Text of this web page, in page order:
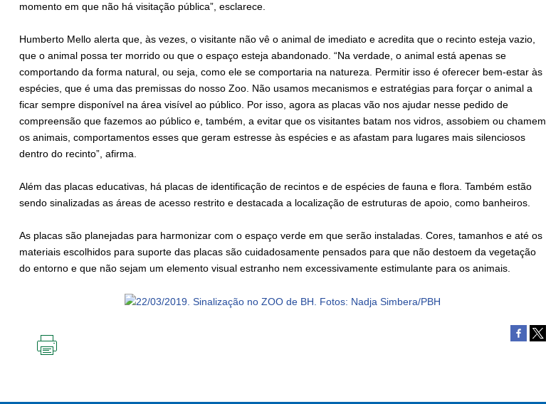
momento em que não há visitação pública”, esclarece.
Humberto Mello alerta que, às vezes, o visitante não vê o animal de imediato e acredita que o recinto esteja vazio,
que o animal possa ter morrido ou que o espaço esteja abandonado. “Na verdade, o animal está apenas se
comportando da forma natural, ou seja, como ele se comportaria na natureza. Permitir isso é oferecer bem-estar às
espécies, que é uma das premissas do nosso Zoo. Não usamos mecanismos e estratégias para forçar o animal a
ficar sempre disponível na área visível ao público. Por isso, agora as placas vão nos ajudar nesse pedido de
compreensão que fazemos ao público e, também, a evitar que os visitantes batam nos vidros, assobiem ou chamem
os animais, comportamentos esses que geram estresse às espécies e as afastam para lugares mais silenciosos
dentro do recinto”, afirma.
Além das placas educativas, há placas de identificação de recintos e de espécies de fauna e flora. Também estão
sendo sinalizadas as áreas de acesso restrito e destacada a localização de estruturas de apoio, como banheiros.
As placas são planejadas para harmonizar com o espaço verde em que serão instaladas. Cores, tamanhos e até os
materiais escolhidos para suporte das placas são cuidadosamente pensados para que não destoem da vegetação
do entorno e que não sejam um elemento visual estranho nem excessivamente estimulante para os animais.